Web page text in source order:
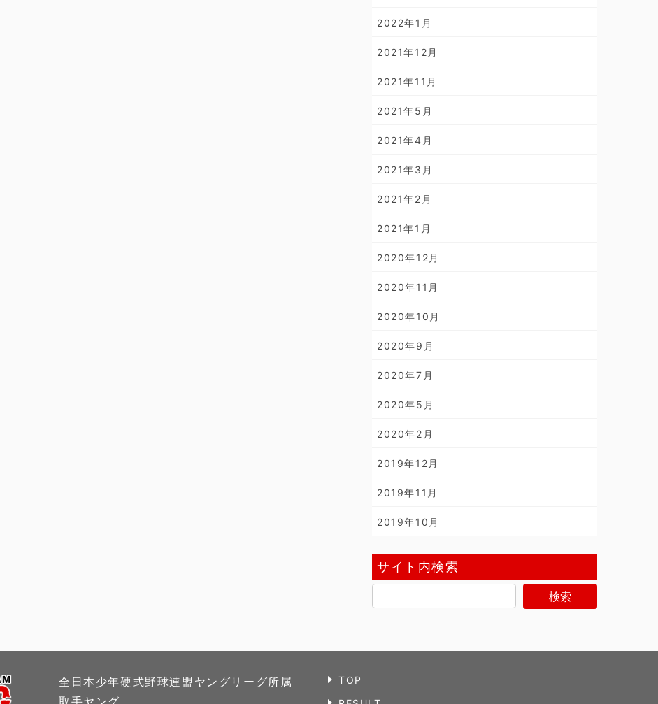
2022年1月
2021年12月
2021年11月
2021年5月
2021年4月
2021年3月
2021年2月
2021年1月
2020年12月
2020年11月
2020年10月
2020年9月
2020年7月
2020年5月
2020年2月
2019年12月
2019年11月
2019年10月
サイト内検索
全日本少年硬式野球連盟ヤングリーグ所属
取手ヤング
TOP